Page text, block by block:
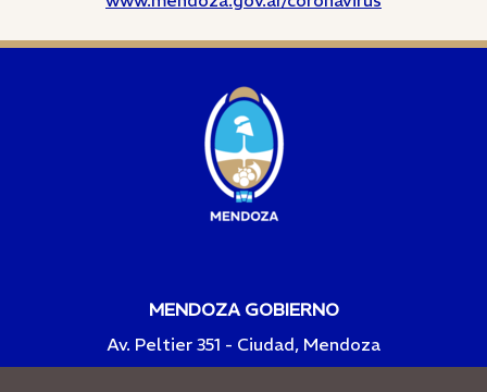
MENDOZA GOBIERNO
Av. Peltier 351 - Ciudad, Mendoza